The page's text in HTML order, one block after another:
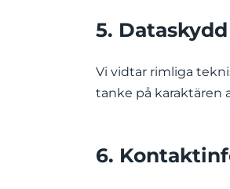
5. Dataskydd
Vi vidtar rimliga
tanke på karaktären
6.